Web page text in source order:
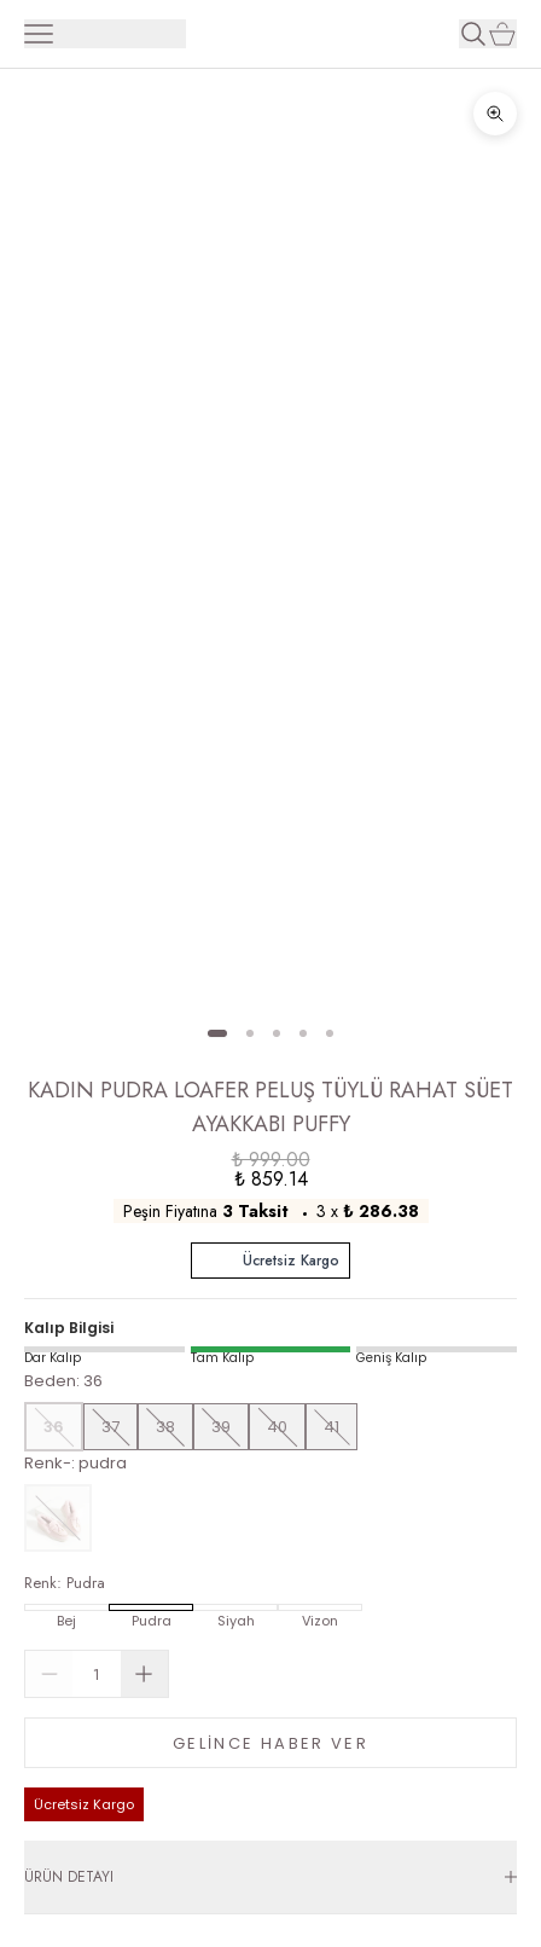
KADIN PUDRA LOAFER PELUŞ TÜYLÜ RAHAT SÜET
AYAKKABI PUFFY
₺ 999.00
₺ 859.14
Peşin Fiyatına 3 Taksit 3 x ₺ 286.38
Ücretsiz Kargo
Kalıp Bilgisi
Dar Kalıp Tam Kalıp Geniş Kalıp
Beden: 36
36
37 38 39 40
41
Renk-: pudra
Renk: Pudra
Bej Pudra Siyah Vizon
GELİNCE HABER VER
Ücretsiz Kargo
ÜRÜN DETAYI